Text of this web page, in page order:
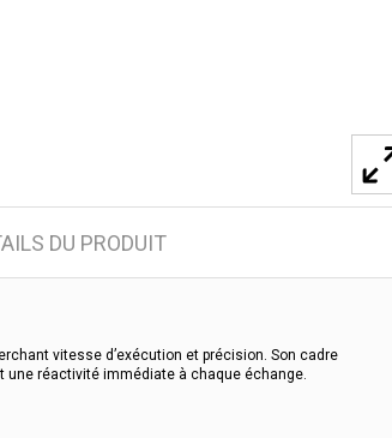
DU PRODUIT
vitesse d’exécution et précision. Son cadre
une réactivité immédiate à chaque échange.